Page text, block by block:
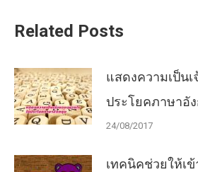
Related Posts
แสดงความเป็น
ประโยคภาษาอั
24/08/2017
เทคนิคช่วยให้เข้